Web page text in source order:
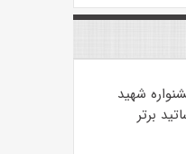
شهید
برتر